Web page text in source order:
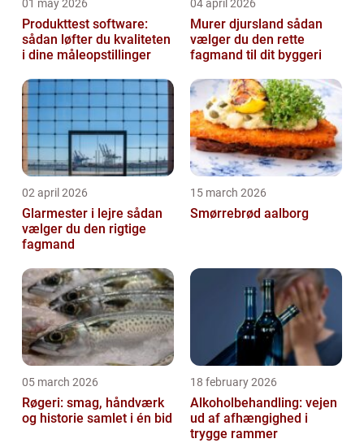
01 may 2026
Produkttest software:
sådan løfter du kvaliteten
i dine måleopstillinger
04 april 2026
Murer djursland sådan
vælger du den rette
fagmand til dit byggeri
02 april 2026
Glarmester i lejre sådan
vælger du den rigtige
fagmand
15 march 2026
Smørrebrød aalborg
05 march 2026
Røgeri: smag, håndværk
og historie samlet i én bid
18 february 2026
Alkoholbehandling: vejen
ud af afhængighed i
trygge rammer